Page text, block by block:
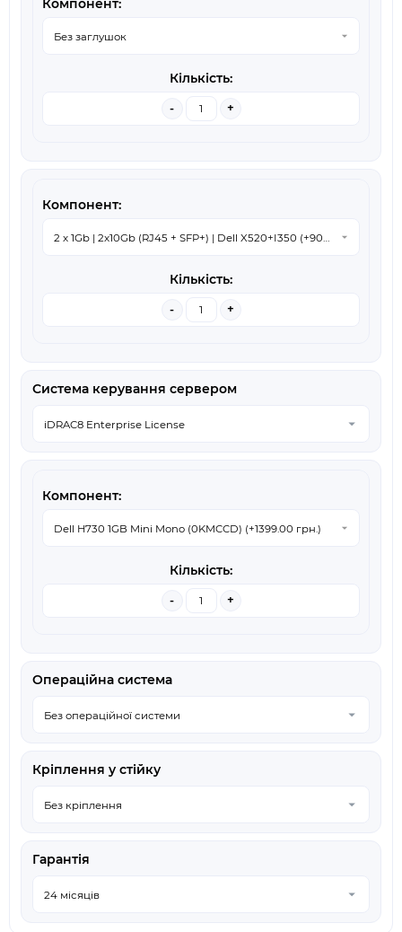
- +
- +
Система керування сервером
- +
Операційна система
Кріплення у стійку
Гарантія